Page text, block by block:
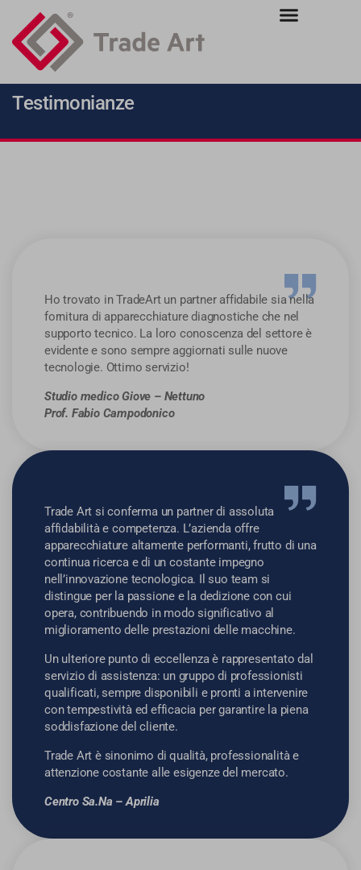
Testimonianze
Ho trovato in TradeArt un partner affidabile sia nella
fornitura di apparecchiature diagnostiche che nel
supporto tecnico. La loro conoscenza del settore è
evidente e sono sempre aggiornati sulle nuove
tecnologie. Ottimo servizio!
Studio medico Giove – Nettuno
Prof. Fabio Campodonico
Trade Art si conferma un partner di assoluta
affidabilità e competenza. L’azienda offre
apparecchiature altamente performanti, frutto di una
continua ricerca e di un costante impegno
nell’innovazione tecnologica. Il suo team si
distingue per la passione e la dedizione con cui
opera, contribuendo in modo significativo al
miglioramento delle prestazioni delle macchine.
Un ulteriore punto di eccellenza è rappresentato dal
servizio di assistenza: un gruppo di professionisti
qualificati, sempre disponibili e pronti a intervenire
con tempestività ed efficacia per garantire la piena
soddisfazione del cliente.
Trade Art è sinonimo di qualità, professionalità e
attenzione costante alle esigenze del mercato.
Centro Sa.Na – Aprilia